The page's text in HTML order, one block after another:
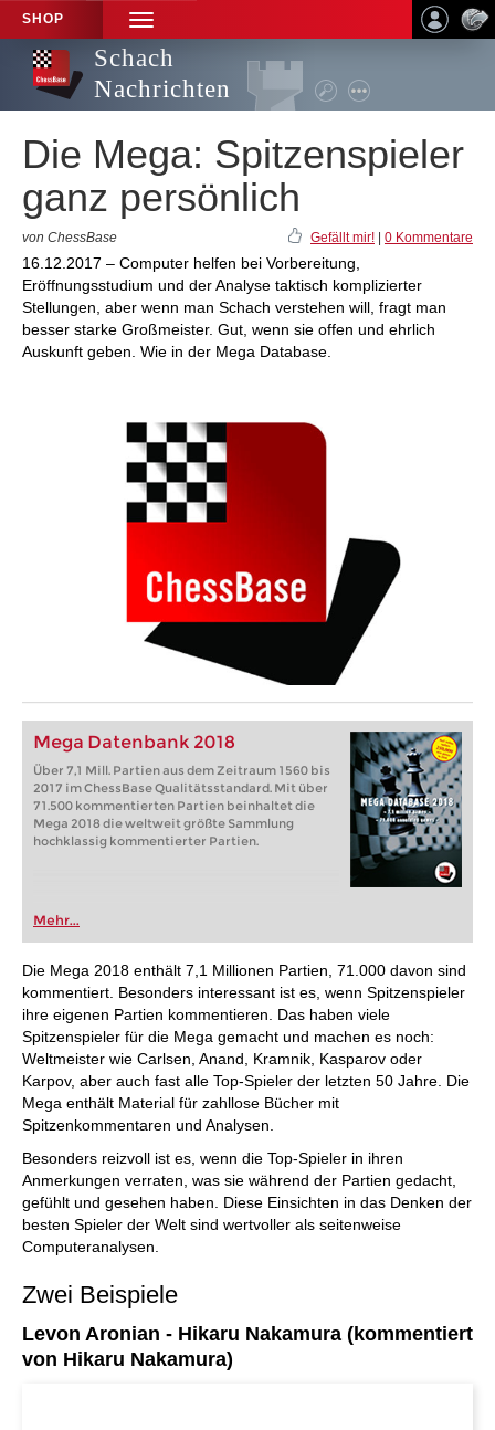
SHOP
TOGGLE
NAVIGATION
Schach
Nachrichten
Die Mega: Spitzenspieler
ganz persönlich
von ChessBase Gefällt mir! 0 Kommentare
16.12.2017 – Computer helfen bei Vorbereitung,
Eröffnungsstudium und der Analyse taktisch komplizierter
Stellungen, aber wenn man Schach verstehen will, fragt man
besser starke Großmeister. Gut, wenn sie offen und ehrlich
Auskunft geben. Wie in der Mega Database.
Mega Datenbank 2018
Über 7,1 Mill. Partien aus dem Zeitraum 1560 bis
2017 im ChessBase Qualitätsstandard. Mit über
71.500 kommentierten Partien beinhaltet die
Mega 2018 die weltweit größte Sammlung
hochklassig kommentierter Partien.
Mehr...
Die Mega 2018 enthält 7,1 Millionen Partien, 71.000 davon sind
kommentiert. Besonders interessant ist es, wenn Spitzenspieler
ihre eigenen Partien kommentieren. Das haben viele
Spitzenspieler für die Mega gemacht und machen es noch:
Weltmeister wie Carlsen, Anand, Kramnik, Kasparov oder
Karpov, aber auch fast alle Top-Spieler der letzten 50 Jahre. Die
Mega enthält Material für zahllose Bücher mit
Spitzenkommentaren und Analysen.
Besonders reizvoll ist es, wenn die Top-Spieler in ihren
Anmerkungen verraten, was sie während der Partien gedacht,
gefühlt und gesehen haben. Diese Einsichten in das Denken der
besten Spieler der Welt sind wertvoller als seitenweise
Computeranalysen.
Zwei Beispiele
Levon Aronian - Hikaru Nakamura (kommentiert
von Hikaru Nakamura)